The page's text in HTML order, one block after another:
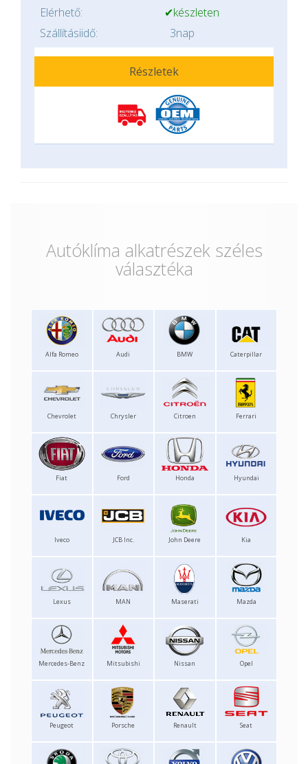
Elérhető:
✔készleten
Szállításiidő:
3nap
Részletek
Autóklíma alkatrészek széles
választéka
Alfa Romeo Audi BMW Caterpillar
Chevrolet Chrysler Citroen Ferrari
Fiat Ford Honda Hyundai
Iveco JCB Inc. John Deere Kia
Lexus MAN Maserati Mazda
Mercedes-Benz Mitsubishi Nissan Opel
Peugeot Porsche Renault Seat